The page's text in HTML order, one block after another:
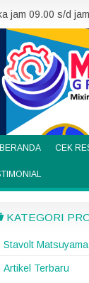
jam 09.00 s/d
BERANDA CEK
KATEGORI
Stavolt Matsuyama
Artikel Terbaru